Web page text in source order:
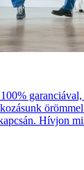
Hívjon